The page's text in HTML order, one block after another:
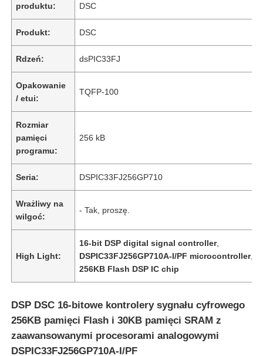
produktu:
DSC
Produkt: DSC
Rdzeń: dsPIC33FJ
Opakowanie
/ etui:
TQFP-100
Rozmiar
pamięci
programu:
256 kB
Seria: DSPIC33FJ256GP710
Wrażliwy na
wilgoć:
- Tak, proszę.
High Light:
16-bit DSP digital signal controller,
DSPIC33FJ256GP710A-I/PF microcontroller,
256KB Flash DSP IC chip
DSP DSC 16-bitowe kontrolery sygnału cyfrowego
256KB pamięci Flash i 30KB pamięci SRAM z
zaawansowanymi procesorami analogowymi
DSPIC33FJ256GP710A-I/PF